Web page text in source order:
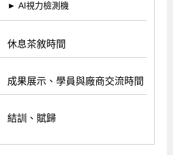
► AI視力檢測機
休息茶敘時間
成果展示、學員與廠商交流時間
結訓、賦歸